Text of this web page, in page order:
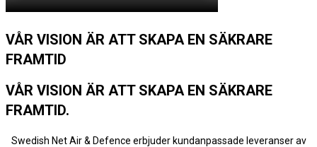
VÅR VISION ÄR ATT SKAPA EN SÄKRARE
FRAMTID
VÅR VISION ÄR ATT SKAPA EN SÄKRARE
FRAMTID.
Swedish Net Air & Defence erbjuder kundanpassade leveranser av